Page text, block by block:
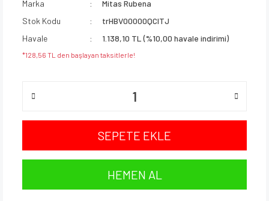
Marka
Mitas Rubena
Stok Kodu
trHBV00000QCITJ
Havale
1.138,10 TL (%10,00 havale indirimi)
*128,56 TL den başlayan taksitlerle!
SEPETE EKLE
HEMEN AL